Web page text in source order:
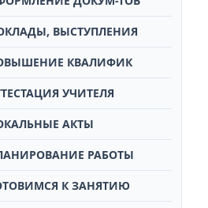
ВЫСТУПЛЕНИЯ
КВАЛИФИК
УЧИТЕЛЯ
АКТЫ
РАБОТЫ
К ЗАНЯТИЮ